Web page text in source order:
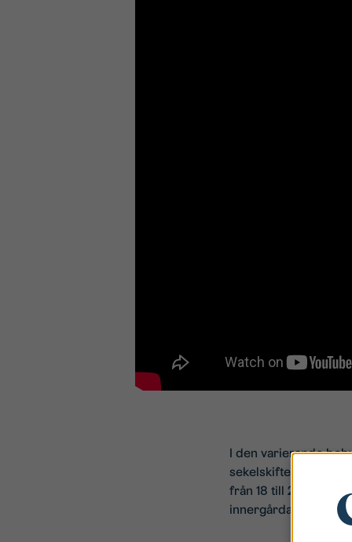
I den varierande
sekelskiftet men
från 18 till 268 kvm.
innergårdar. Här